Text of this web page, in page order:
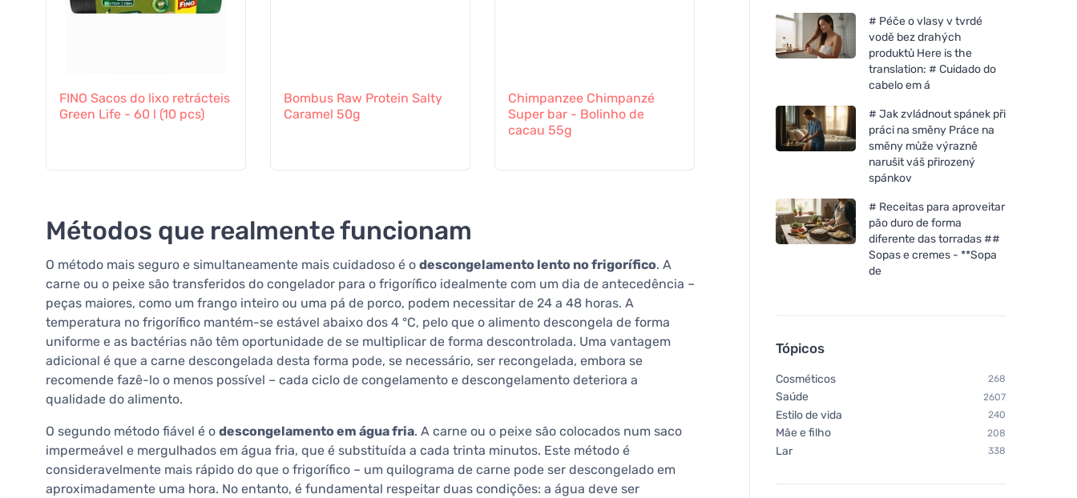
FINO Sacos do lixo retrácteis
Green Life - 60 l (10 pcs)
Bombus Raw Protein Salty
Caramel 50g
Chimpanzee Chimpanzé
Super bar - Bolinho de
cacau 55g
Orange&cocoa beans 50g
energética - Maçã
Gengibre
Métodos que realmente funcionam
O método mais seguro e simultaneamente mais cuidadoso é o descongelamento lento no frigorífico. A
carne ou o peixe são transferidos do congelador para o frigorífico idealmente com um dia de antecedência –
peças maiores, como um frango inteiro ou uma pá de porco, podem necessitar de 24 a 48 horas. A
temperatura no frigorífico mantém-se estável abaixo dos 4 °C, pelo que o alimento descongela de forma
uniforme e as bactérias não têm oportunidade de se multiplicar de forma descontrolada. Uma vantagem
adicional é que a carne descongelada desta forma pode, se necessário, ser recongelada, embora se
recomende fazê-lo o menos possível – cada ciclo de congelamento e descongelamento deteriora a
qualidade do alimento.
O segundo método fiável é o descongelamento em água fria. A carne ou o peixe são colocados num saco
impermeável e mergulhados em água fria, que é substituída a cada trinta minutos. Este método é
consideravelmente mais rápido do que o frigorífico – um quilograma de carne pode ser descongelado em
aproximadamente uma hora. No entanto, é fundamental respeitar duas condições: a água deve ser
# Péče o vlasy v tvrdé
vodě bez drahých
produktů Here is the
translation: # Cuidado do
cabelo em á
# Jak zvládnout spánek při
práci na směny Práce na
směny může výrazně
narušit váš přirozený
spánkov
# Receitas para aproveitar
pão duro de forma
diferente das torradas ##
Sopas e cremes - **Sopa
de
Tópicos
Cosméticos 268
Saúde 2607
Estilo de vida 240
Mãe e filho 208
Lar 338